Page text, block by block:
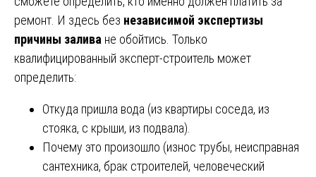
ремонт. И здесь без независимой экспертизы
причины залива не обойтись. Только
квалифицированный эксперт-строитель может
определить:
Откуда пришла вода (из квартиры соседа, из
стояка, с крыши, из подвала).
Почему это произошло (износ трубы, неисправная
сантехника, брак строителей, человеческий